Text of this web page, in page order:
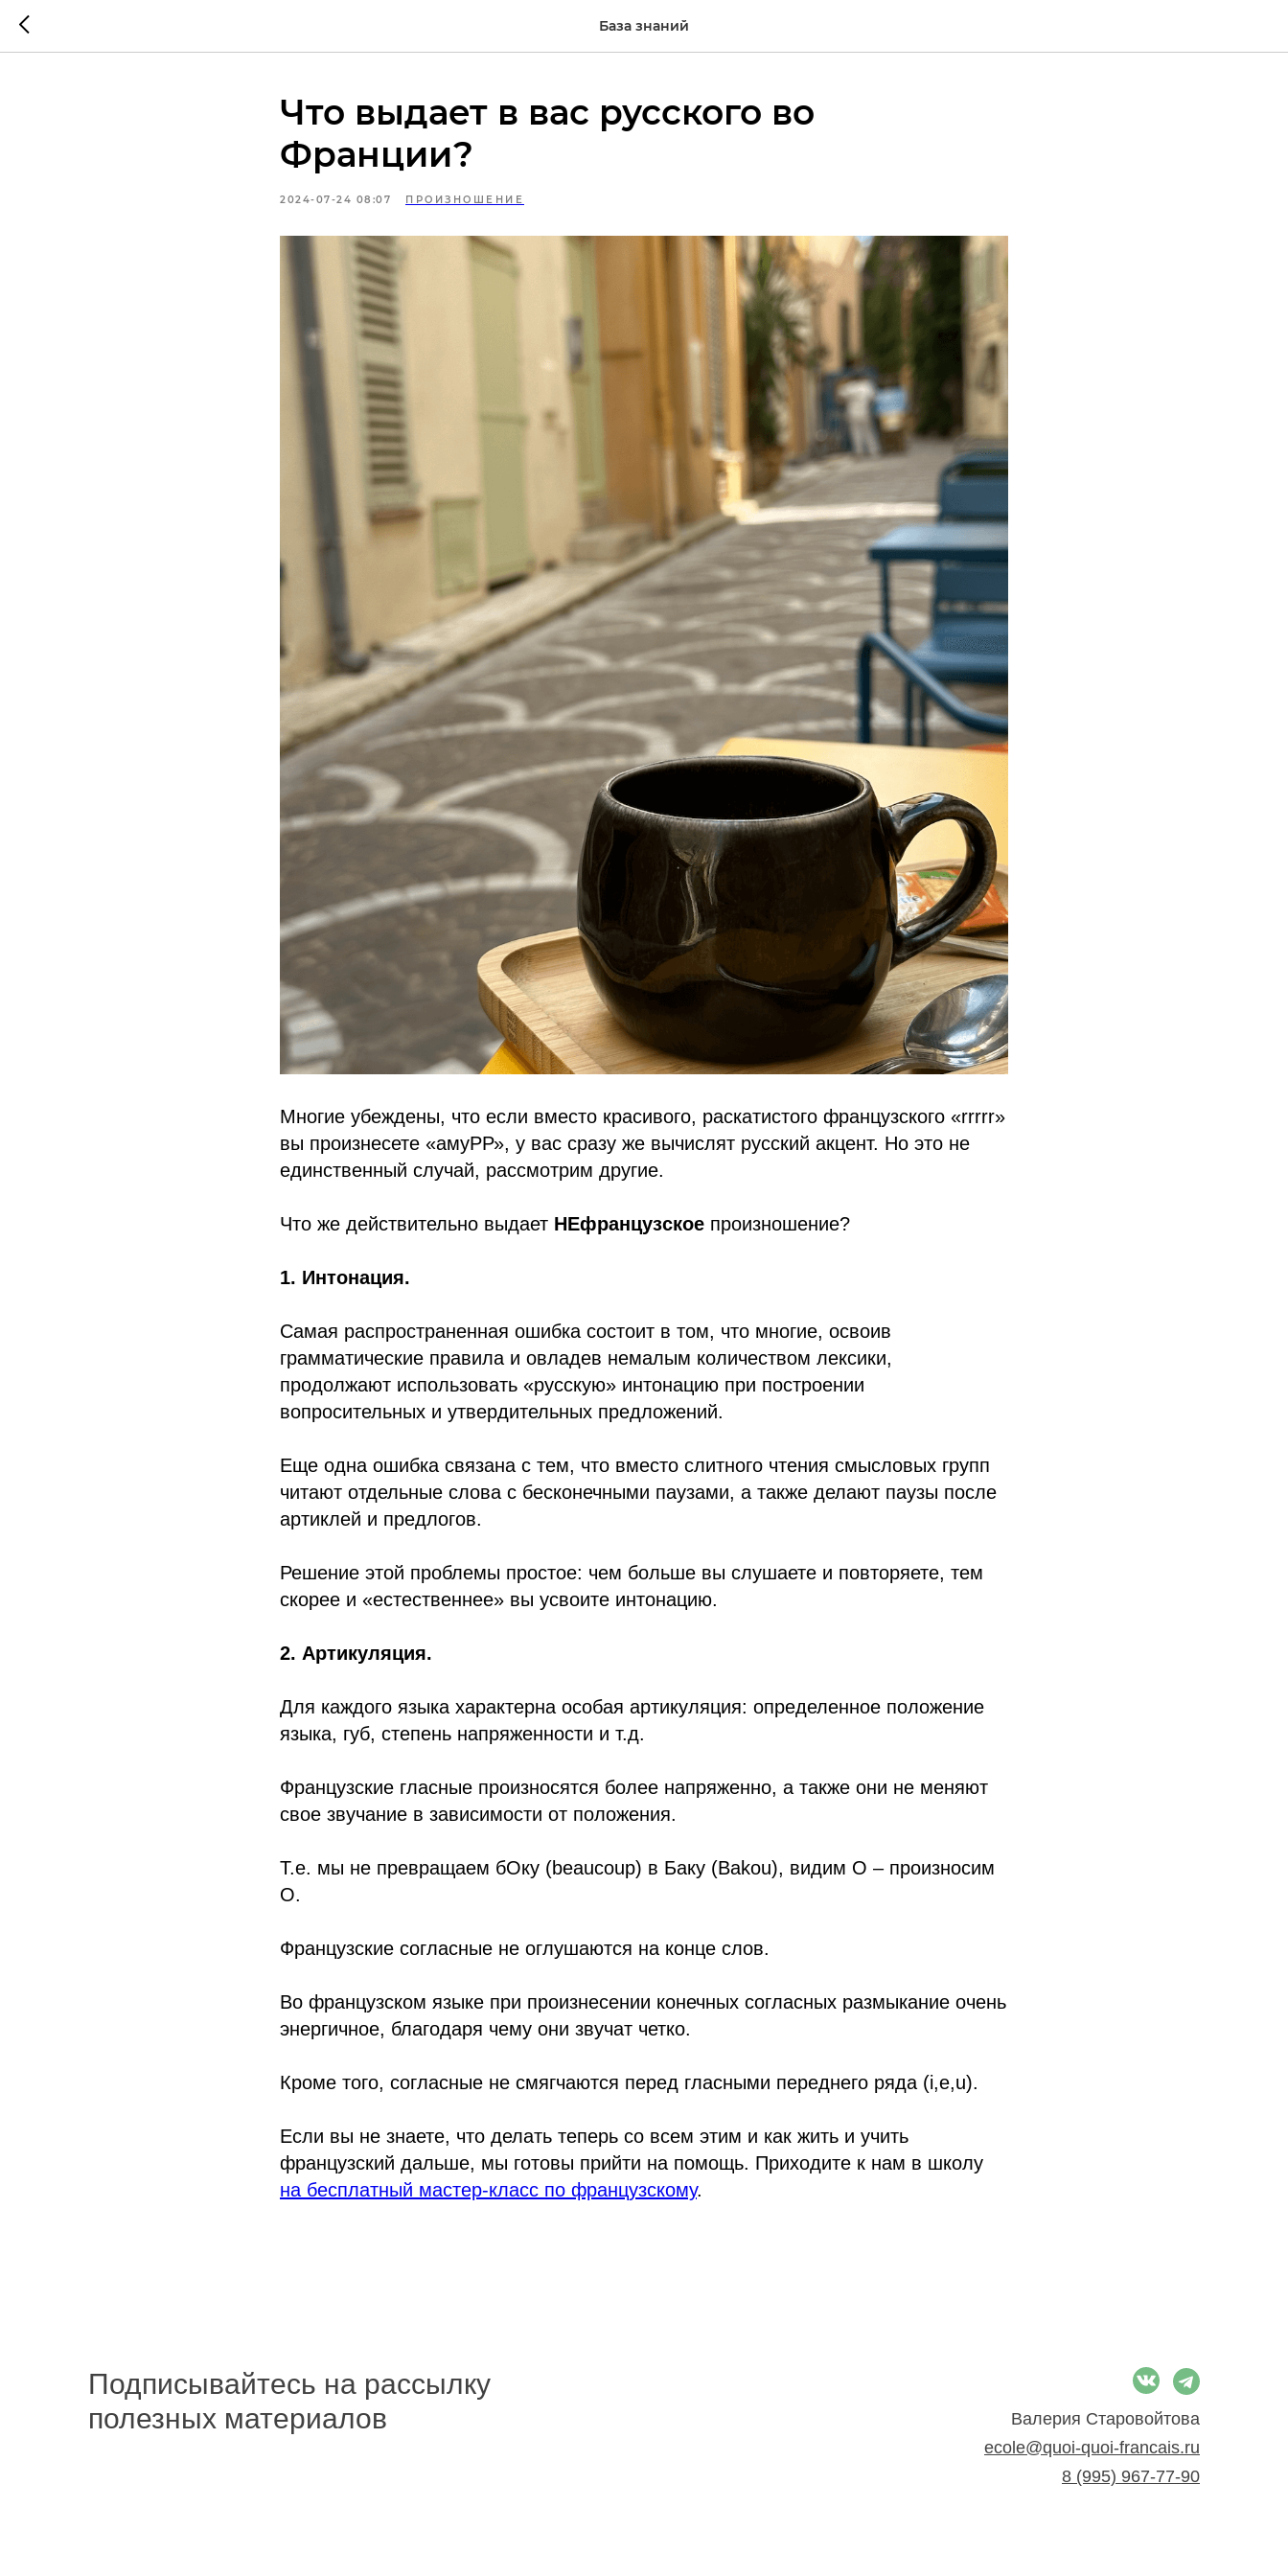
База знаний
Что выдает в вас русского во
Франции?
2024-07-24 08:07 ПРОИЗНОШЕНИЕ
Многие убеждены, что если вместо красивого, раскатистого французского «rrrrr»
вы произнесете «амуРР», у вас сразу же вычислят русский акцент. Но это не
единственный случай, рассмотрим другие.
Что же действительно выдает НЕфранцузское произношение?
1. Интонация.
Самая распространенная ошибка состоит в том, что многие, освоив
грамматические правила и овладев немалым количеством лексики,
продолжают использовать «русскую» интонацию при построении
вопросительных и утвердительных предложений.
Еще одна ошибка связана с тем, что вместо слитного чтения смысловых групп
читают отдельные слова с бесконечными паузами, а также делают паузы после
артиклей и предлогов.
Решение этой проблемы простое: чем больше вы слушаете и повторяете, тем
скорее и «естественнее» вы усвоите интонацию.
2. Артикуляция.
Для каждого языка характерна особая артикуляция: определенное положение
языка, губ, степень напряженности и т.д.
Французские гласные произносятся более напряженно, а также они не меняют
свое звучание в зависимости от положения.
Т.е. мы не превращаем бОку (beaucoup) в Баку (Bakou), видим О – произносим
О.
Французские согласные не оглушаются на конце слов.
Во французском языке при произнесении конечных согласных размыкание очень
энергичное, благодаря чему они звучат четко.
Кроме того, согласные не смягчаются перед гласными переднего ряда (i,e,u).
Если вы не знаете, что делать теперь со всем этим и как жить и учить
французский дальше, мы готовы прийти на помощь. Приходите к нам в школу
на бесплатный мастер-класс по французскому.
Подписывайтесь на рассылку
полезных материалов
Валерия Старовойтова
ecole@quoi-quoi-francais.ru
8 (995) 967-77-90